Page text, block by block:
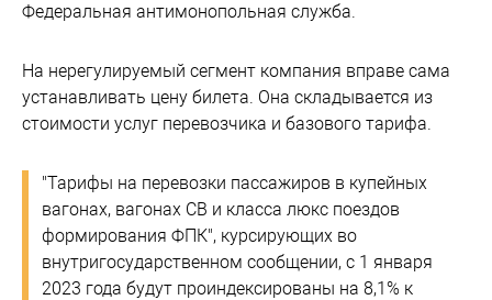
Федеральная антимонопольная служба.
На нерегулируемый сегмент компания вправе сама
устанавливать цену билета. Она складывается из
стоимости услуг перевозчика и базового тарифа.
"Тарифы на перевозки пассажиров в купейных
вагонах, вагонах СВ и класса люкс поездов
формирования ФПК", курсирующих во
внутригосударственном сообщении, с 1 января
2023 года будут проиндексированы на 8,1% к